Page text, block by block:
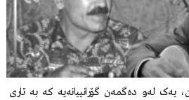
یەک لەو دەگمەن گۆرانییانەیە کە بە تاری